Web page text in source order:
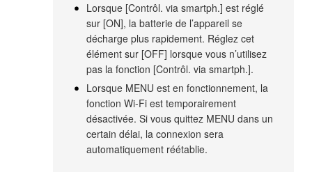
Lorsque [Contrôl. via smartph.] est réglé
sur [ON], la batterie de l’appareil se
décharge plus rapidement. Réglez cet
élément sur [OFF] lorsque vous n’utilisez
pas la fonction [Contrôl. via smartph.].
Lorsque MENU est en fonctionnement, la
fonction Wi-Fi est temporairement
désactivée. Si vous quittez MENU dans un
certain délai, la connexion sera
automatiquement réétablie.